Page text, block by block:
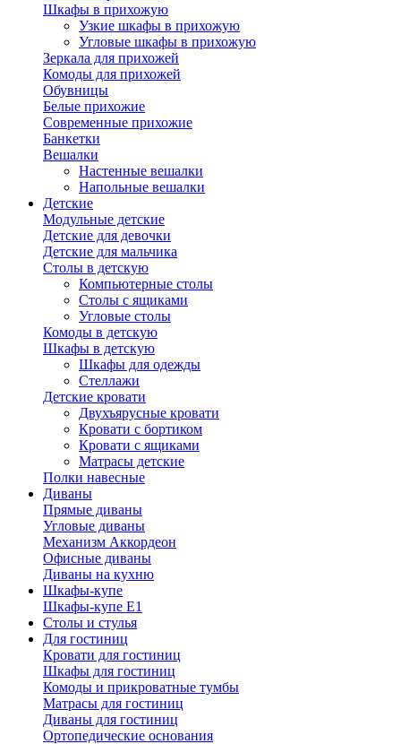
Шкафы в прихожую
Узкие шкафы в прихожую
Угловые шкафы в прихожую
Зеркала для прихожей
Комоды для прихожей
Обувницы
Белые прихожие
Современные прихожие
Банкетки
Вешалки
Настенные вешалки
Напольные вешалки
Детские
Модульные детские
Детские для девочки
Детские для мальчика
Столы в детскую
Компьютерные столы
Столы с ящиками
Угловые столы
Комоды в детскую
Шкафы в детскую
Шкафы для одежды
Стеллажи
Детские кровати
Двухъярусные кровати
Кровати с бортиком
Кровати с ящиками
Матрасы детские
Полки навесные
Диваны
Прямые диваны
Угловые диваны
Механизм Аккордеон
Офисные диваны
Диваны на кухню
Шкафы-купе
Шкафы-купе Е1
Столы и стулья
Для гостиниц
Кровати для гостиниц
Шкафы для гостиниц
Комоды и прикроватные тумбы
Матрасы для гостиниц
Диваны для гостиниц
Ортопедические основания